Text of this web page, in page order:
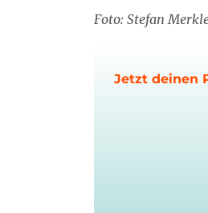
Foto: Stefan
Jetzt deinen